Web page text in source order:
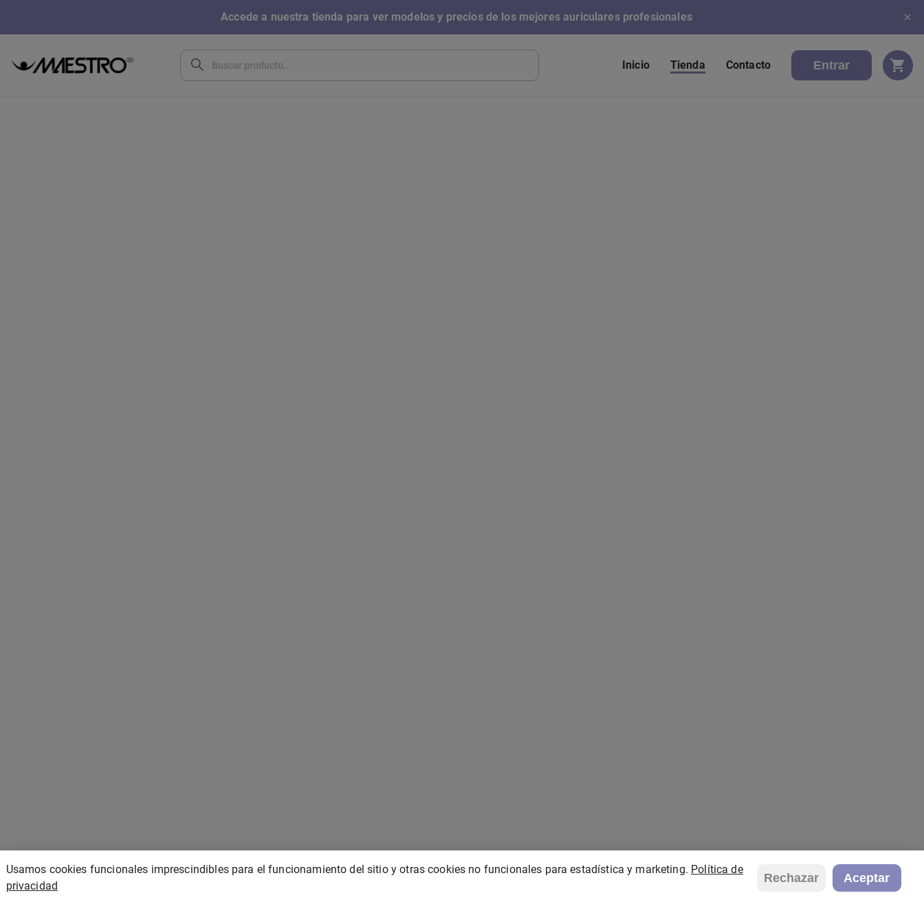
Accede a nuestra tienda para ver modelos y precios de los mejores auriculares profesionales
Inicio Tienda Contacto Entrar
Usamos cookies funcionales imprescindibles para el funcionamiento del sitio y otras cookies no funcionales para estadística y marketing. Política de
privacidad
Rechazar Aceptar